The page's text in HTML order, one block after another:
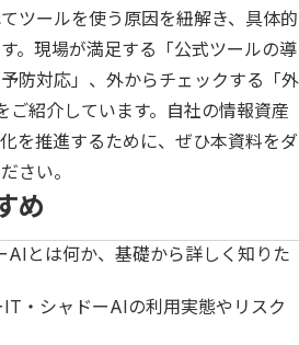
ツールを使う原因を紐解き、具体的
。現場が満足する「公式ツールの導
防対応」、外からチェックする「外
ご紹介しています。自社の情報資産
を推進するために、ぜひ本資料をダ
さい。
め
AIとは何か、基礎から詳しく知りた
・シャドーAIの利用実態やリスク